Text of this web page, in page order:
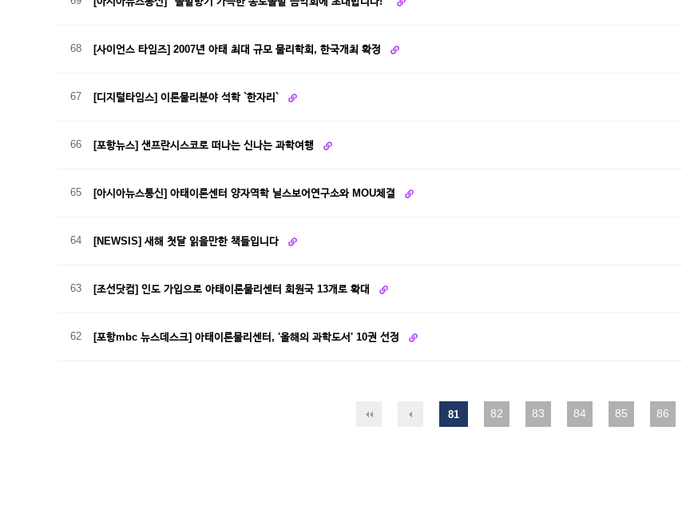
68 [사이언스 타임즈] 2007년 아태 최대 규모 물리학회, 한국개최 확정
67 [디지털타임스] 이론물리분야 석학 `한자리`
66 [포항뉴스] 샌프란시스코로 떠나는 신나는 과학여행
65 [아시아뉴스통신] 아태이론센터 양자역학 닐스보어연구소와 MOU체결
64 [NEWSIS] 새해 첫달 읽을만한 책들입니다
63 [조선닷컴] 인도 가입으로 아태이론물리센터 회원국 13개로 확대
62 [포항mbc 뉴스데스크] 아태이론물리센터, '올해의 과학도서' 10권 선정
81 82 83 84 85 86